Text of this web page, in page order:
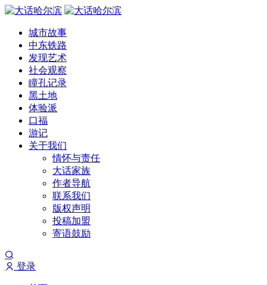
城市故事
中东铁路
发现艺术
社会观察
瞳孔记录
黑土地
体验派
口福
游记
关于我们
情怀与责任
大话家族
作者导航
联系我们
版权声明
投稿加盟
寄语鼓励
登录